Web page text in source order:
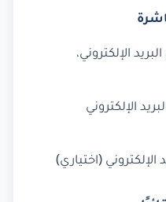
الإلكتروني،
الإلكتروني
الإلكتروني (اختياري)